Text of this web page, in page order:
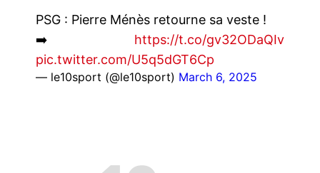
PSG : Pierre Ménès retourne sa veste !
➡️ https://t.co/gv32ODaQIv
pic.twitter.com/U5q5dGT6Cp
— le10sport (@le10sport) March 6, 2025